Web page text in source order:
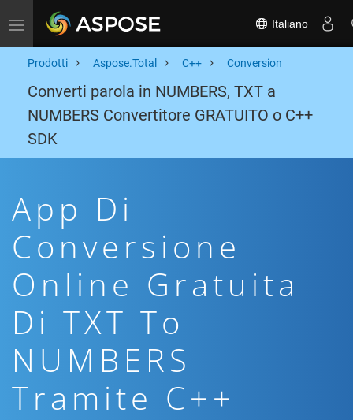
Toggle navigation Italiano
Prodotti Aspose.Total C++ Conversion
Converti parola in NUMBERS, TXT a
NUMBERS Convertitore GRATUITO o C++
SDK
App Di
Conversione
Online Gratuita
Di TXT To
NUMBERS
Tramite C++